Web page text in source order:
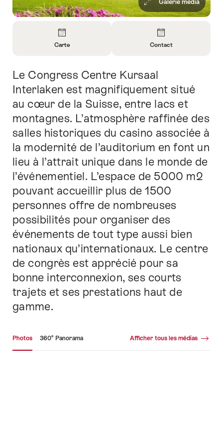
Galerie média
informations
sur
Carte
informations
sur
Contact
Contact
Introduction
Le Congress Centre Kursaal
Interlaken est magnifiquement situé
au cœur de la Suisse, entre lacs et
montagnes. L’atmosphère raffinée des
salles historiques du casino associée à
la modernité de l’auditorium en font un
lieu à l’attrait unique dans le monde de
l’événementiel. L’espace de 5000 m2
pouvant accueillir plus de 1500
personnes offre de nombreuses
possibilités pour organiser des
événements de tout type aussi bien
nationaux qu’internationaux. Le centre
de congrès est apprécié pour sa
bonne interconnexion, ses courts
trajets et ses prestations haut de
gamme.
Photos 360° Panorama Afficher tous les médias